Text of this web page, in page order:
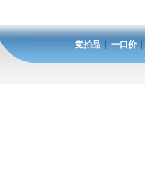
竞拍品 一口价